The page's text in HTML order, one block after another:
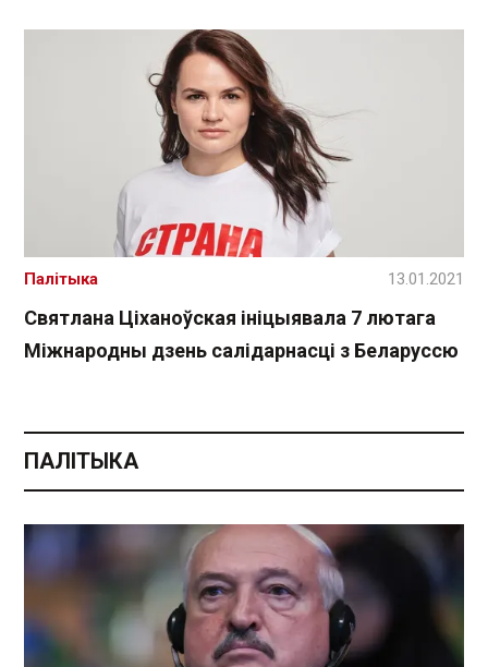
Святлана Ціханоўская ініцыявала 7 лютага
Міжнародны дзень салідарнасці з Беларуссю
Палітыка 13.01.2021
ПАЛІТЫКА